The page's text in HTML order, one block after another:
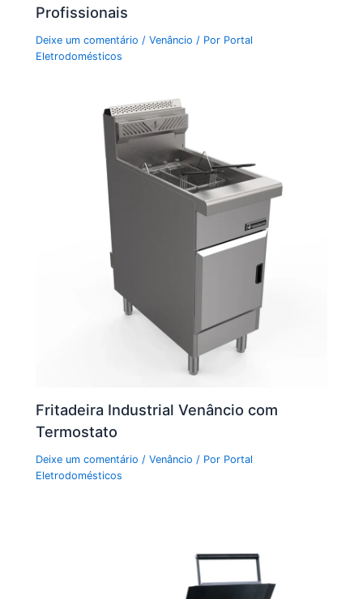
Profissionais
Deixe um comentário /Venâncio / Por Portal
Eletrodomésticos
Fritadeira Industrial Venâncio com
Termostato
Deixe um comentário /Venâncio / Por Portal
Eletrodomésticos